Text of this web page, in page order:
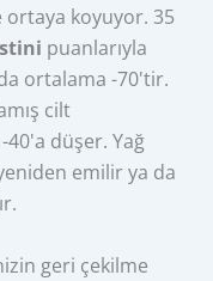
koyuyor. 35
puanlarıyla
ortalama -70'tir.
cilt
düşer. Yağ
emilir ya da
geri çekilme